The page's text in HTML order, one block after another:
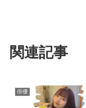
関連記事
俳優